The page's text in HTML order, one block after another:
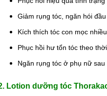
Giảm rụng tóc, ngăn hói
Kích thích tóc con mọc
Phục hồi hư tổn tóc theo
Ngăn rụng tóc ở phụ nữ sau
Lotion dưỡng tóc